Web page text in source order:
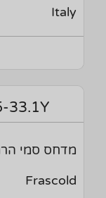
Italy
33.1Y
מדחס סמי הרמטי 6+ כ"ס
Frascold